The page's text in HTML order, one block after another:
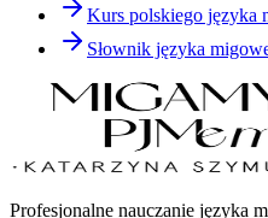
Kurs polskiego języka
Słownik języka
Profesjonalne nauczanie języka